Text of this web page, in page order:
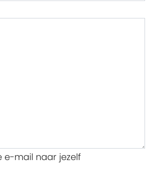
e-mail naar jezelf